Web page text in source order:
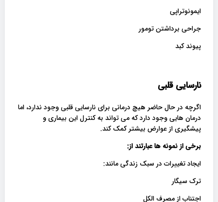
ایمونوتراپی
جراحی برداشتن تومور
پیوند کبد
نارسایی قلبی
اگرچه در حال حاضر هیچ درمانی برای نارسایی قلبی وجود ندارد، اما
درمان هایی وجود دارد که می تواند به کنترل این بیماری و
پیشگیری از عوارض بیشتر کمک کند.
برخی از نمونه ها عبارتند از:
ایجاد تغییرات در سبک زندگی مانند:
ترک سیگار
اجتناب از مصرف الکل